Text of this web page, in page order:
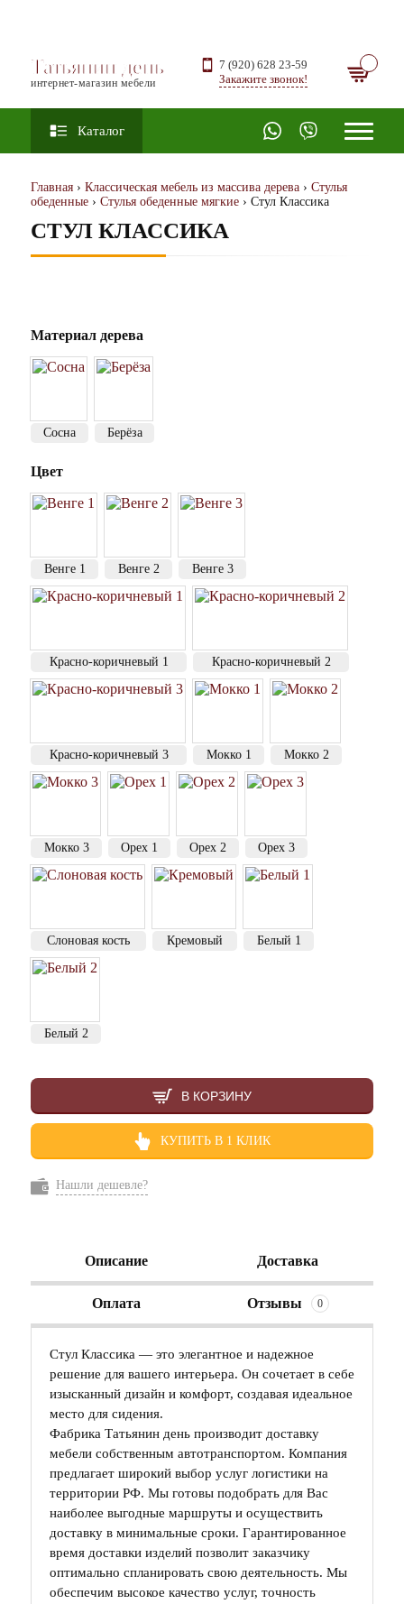
Татьянин день
интернет-магазин мебели
7 (920) 628 23-59
Закажите звонок!
Каталог
Главная › Классическая мебель из массива дерева › Стулья
обеденные › Стулья обеденные мягкие › Стул Классика
СТУЛ КЛАССИКА
Материал дерева
Сосна Берёза
Цвет
Венге 1 Венге 2 Венге 3
Красно-коричневый 1 Красно-коричневый 2
Красно-коричневый 3 Мокко 1 Мокко 2
Мокко 3 Орех 1 Орех 2 Орех 3
Слоновая кость Кремовый Белый 1
Белый 2
В КОРЗИНУ
КУПИТЬ В 1 КЛИК
Нашли дешевле?
Описание Доставка
Оплата Отзывы 0
Стул Классика — это элегантное и надежное
решение для вашего интерьера. Он сочетает в себе
изысканный дизайн и комфорт, создавая идеальное
место для сидения.
Фабрика Татьянин день производит доставку
мебели собственным автотранспортом. Компания
предлагает широкий выбор услуг логистики на
территории РФ. Мы готовы подобрать для Вас
наиболее выгодные маршруты и осуществить
доставку в минимальные сроки. Гарантированное
время доставки изделий позволит заказчику
оптимально спланировать свою деятельность. Мы
обеспечим высокое качество услуг, точность